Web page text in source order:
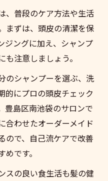
、普段のケア方法や生活
まずは、頭皮の清潔を保
ジングに加え、シャンプ
注意しましょう。
のシャンプーを選ぶ、洗
的にプロの頭皮チェック
豊島区南池袋のサロンで
合わせたオーダーメイド
ので、自己流ケアで改善
です。
スの良い食生活も髪の健